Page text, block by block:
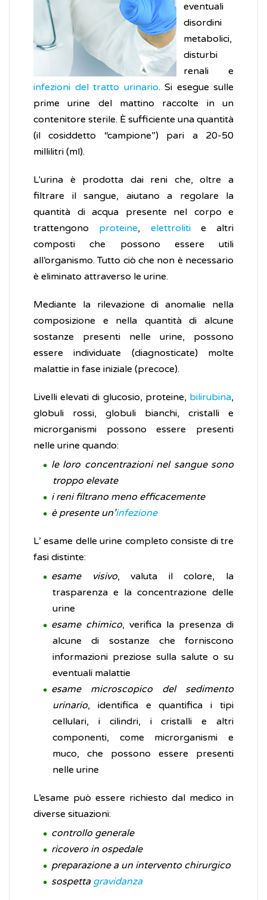
eventuali
disordini
metabolici,
disturbi
renali e
infezioni del tratto urinario. Si esegue sulle
prime urine del mattino raccolte in un
contenitore sterile. È sufficiente una quantità
(il cosiddetto “campione”) pari a 20-50
millilitri (ml).
L'urina è prodotta dai reni che, oltre a
filtrare il sangue, aiutano a regolare la
quantità di acqua presente nel corpo e
trattengono proteine, elettrolitie altri
composti che possono essere utili
all’organismo. Tutto ciò che non è necessario
è eliminato attraverso le urine.
Mediante la rilevazione di anomalie nella
composizione e nella quantità di alcune
sostanze presenti nelle urine, possono
essere individuate (diagnosticate) molte
malattie in fase iniziale (precoce).
Livelli elevati di glucosio, proteine, bilirubina,
globuli rossi, globuli bianchi, cristalli e
microrganismi possono essere presenti
nelle urine quando:
le loro concentrazioni nel sangue sono
troppo elevate
i reni filtrano meno efficacemente
è presente un’infezione
L’ esame delle urine completo consiste di tre
fasi distinte:
esame visivo, valuta il colore, la
trasparenza e la concentrazione delle
urine
esame chimico, verifica la presenza di
alcune di sostanze che forniscono
informazioni preziose sulla salute o su
eventuali malattie
esame microscopico del sedimento
urinario, identifica e quantifica i tipi
cellulari, i cilindri, i cristalli e altri
componenti, come microrganismi e
muco, che possono essere presenti
nelle urine
L’esame può essere richiesto dal medico in
diverse situazioni:
controllo generale
ricovero in ospedale
preparazione a un intervento chirurgico
sospetta gravidanza